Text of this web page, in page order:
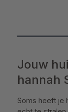
Jouw
hannah
Soms heeft je